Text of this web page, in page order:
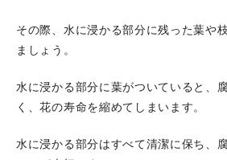
その際、水に浸かる部分に残った葉や
ましょう。
水に浸かる部分に葉がついていると、
く、花の寿命を縮めてしまいます。
水に浸かる部分はすべて清潔に保ち、